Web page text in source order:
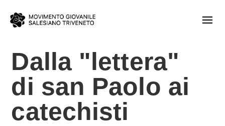
Dalla "lettera"
di san Paolo ai
catechisti